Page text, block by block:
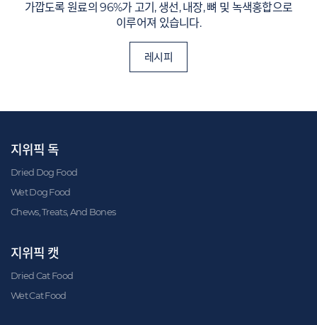
가깝도록 원료의 96%가 고기, 생선, 내장, 뼈 및 녹색홍합으로
이루어져 있습니다.
레시피
지위픽 독
Dried Dog Food
Wet Dog Food
Chews, Treats, And Bones
지위픽 캣
Dried Cat Food
Wet Cat Food